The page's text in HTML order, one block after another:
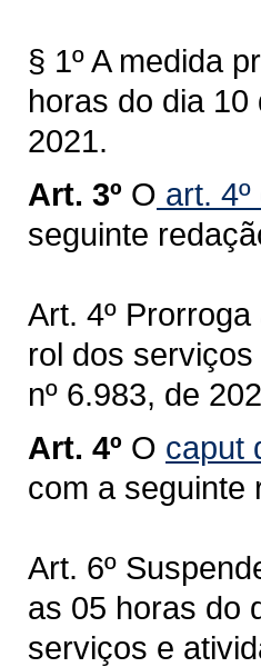
§ 1º A medida
horas do dia
2021.
Art. 3º O art.
seguinte
Art. 4º
rol dos
nº 6.983, de
Art. 4º O caput
com a seguinte
Art. 6º
as 05 horas do
serviços e